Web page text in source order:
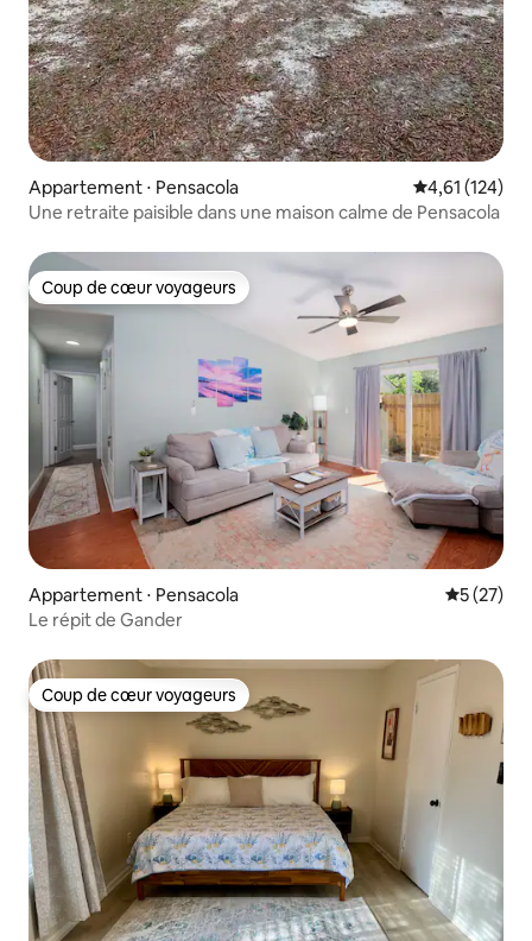
Appartement ⋅ Pensacola Évaluation
4,61 (124)
Une retraite paisible dans une maison calme de Pensacola
Coup de cœur voyageurs
Coup de cœur voyageurs
Appartement ⋅ Pensacola
5 (27)
Le répit de Gander
Coup de cœur voyageurs
Coup de cœur voyageurs